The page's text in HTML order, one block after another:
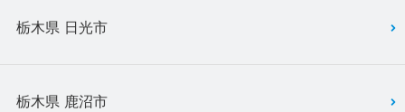
栃木県 日光市
栃木県 鹿沼市